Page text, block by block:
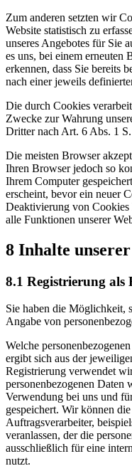
Zum anderen setzten wir
Website statistisch zu
unseres Angebotes für Sie
es uns, bei einem erneuten
erkennen, dass Sie bereits
nach einer jeweils
Die durch Cookies
Zwecke zur Wahrung
Dritter nach Art. 6 Abs. 1
Die meisten Browser
Ihren Browser jedoch so
Ihrem Computer
erscheint, bevor ein neuer
Deaktivierung von Cookies
alle Funktionen unserer
8 Inhalte
8.1 Registrierung als
Sie haben die Möglichkeit,
Angabe von
Welche
ergibt sich aus der
Registrierung verwendet
personenbezogenen Daten
Verwendung bei uns und
gespeichert. Wir können
Auftragsverarbeiter,
veranlassen, der die
ausschließlich für eine
nutzt.